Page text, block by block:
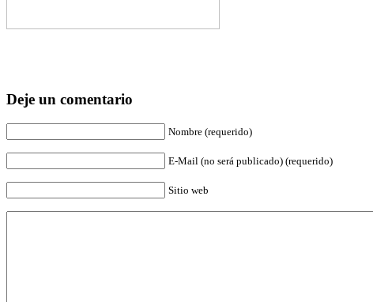
Deje un comentario
Nombre (requerido)
E-Mail (no será publicado) (requerido)
Sitio web